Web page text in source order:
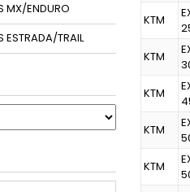
MX/ENDURO
ESTRADA/TRAIL
KTM
KTM
KTM
KTM
KTM